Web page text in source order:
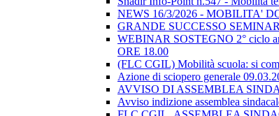
NEWS 16/3/2026 - MOBILITA'
GRANDE SUCCESSO
WEBINAR SOSTEGNO 2° ciclo
ORE 18.00
(FLC CGIL) Mobilità scuola: si
Azione di sciopero generale
AVVISO DI ASSEMBLEA
Avviso indizione assemblea